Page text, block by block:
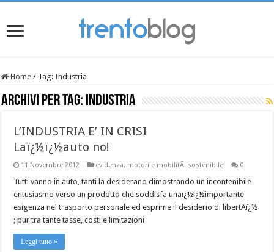
Home / Tag:Industria
Archivi per tag: Industria
L’INDUSTRIA E’ IN CRISI
Laï¿½ï¿½auto no!
11 Novembre 2012 evidenza, motori e mobilitÃ sostenibile 0
Tutti vanno in auto, tanti la desiderano dimostrando un incontenibile
entusiasmo verso un prodotto che soddisfa unaï¿½ï¿½importante
esigenza nel trasporto personale ed esprime il desiderio di libertAï¿½
; pur tra tante tasse, costi e limitazioni
Leggi tutto »